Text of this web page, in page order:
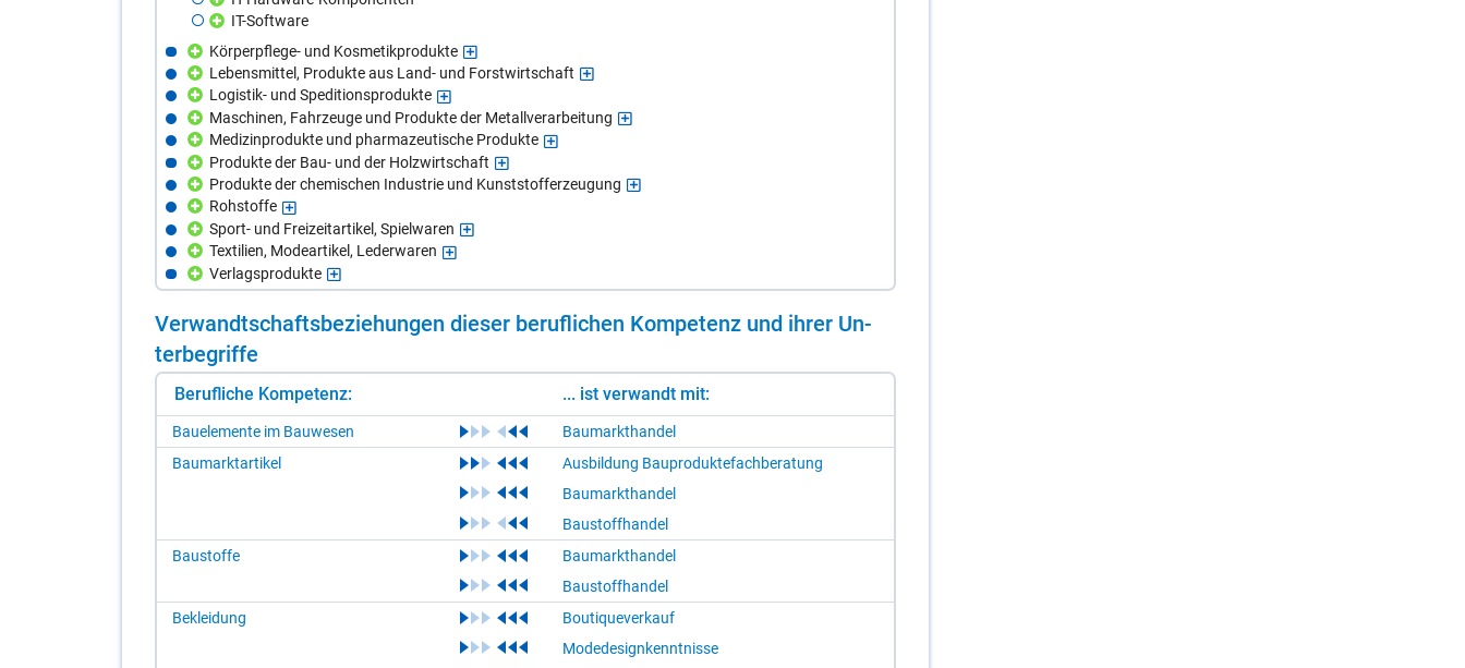
IT-Software
Körperpflege- und Kosmetikprodukte
Lebensmittel, Produkte aus Land- und Forstwirtschaft
Logistik- und Speditionsprodukte
Maschinen, Fahrzeuge und Produkte der Metallverarbeitung
Medizinprodukte und pharmazeutische Produkte
Produkte der Bau- und der Holzwirtschaft
Produkte der chemischen Industrie und Kunststofferzeugung
Rohstoffe
Sport- und Freizeitartikel, Spielwaren
Textilien, Modeartikel, Lederwaren
Verlagsprodukte
Ver­wandt­schafts­be­zie­hun­gen die­ser be­ruf­li­chen Kom­pe­tenz und ih­rer Un­
ter­be­grif­fe
Berufliche Kompetenz: ... ist verwandt mit:
Bauelemente im Bauwesen
Baumarkthandel
Baumarktartikel
Ausbildung Bauproduktefachberatung
Baumarkthandel
Baustoffhandel
Baustoffe
Baumarkthandel
Baustoffhandel
Bekleidung
Boutiqueverkauf
Modedesignkenntnisse